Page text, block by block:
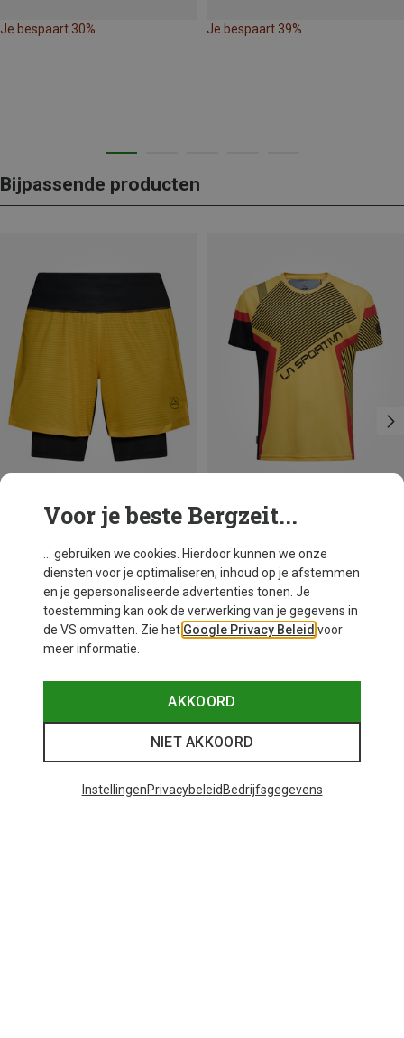
Je bespaart 30% Je bespaart 39%
Bijpassende producten
Je bespaart 10%
La Sportiva
Heren Flow T-shirt
€ 64,95
S
Voor je beste Bergzeit...
... gebruiken we cookies. Hierdoor kunnen we onze
diensten voor je optimaliseren, inhoud op je afstemmen
en je gepersonaliseerde advertenties tonen. Je
toestemming kan ook de verwerking van je gegevens in
de VS omvatten. Zie het Google Privacy Beleid voor
meer informatie.
AKKOORD
NIET AKKOORD
InstellingenPrivacybeleid Bedrijfsgegevens